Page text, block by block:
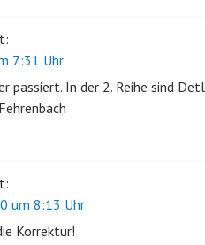
7:31 Uhr
passiert. In der 2. Reihe sind
um 8:13 Uhr
Korrektur!